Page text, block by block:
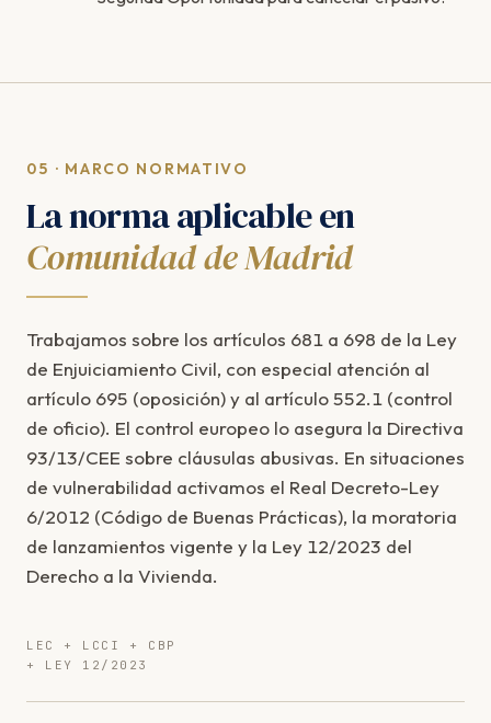
05 · MARCO NORMATIVO
La norma aplicable en
Comunidad de Madrid
Trabajamos sobre los artículos 681 a 698 de la Ley
de Enjuiciamiento Civil, con especial atención al
artículo 695 (oposición) y al artículo 552.1 (control
de oficio). El control europeo lo asegura la Directiva
93/13/CEE sobre cláusulas abusivas. En situaciones
de vulnerabilidad activamos el Real Decreto-Ley
6/2012 (Código de Buenas Prácticas), la moratoria
de lanzamientos vigente y la Ley 12/2023 del
Derecho a la Vivienda.
LEC + LCCI + CBP
+ LEY 12/2023